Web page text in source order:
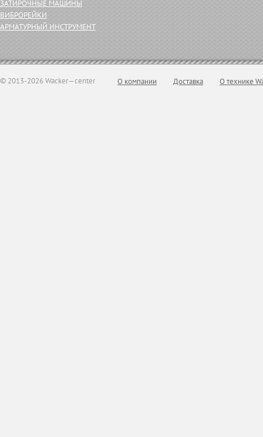
ЗАТИРОЧНЫЕ МАШИНЫ
ВИБРОРЕЙКИ
АРМАТУРНЫЙ ИНСТРУМЕНТ
© 2013-2026 Wacker—center О компании Доставка О технике